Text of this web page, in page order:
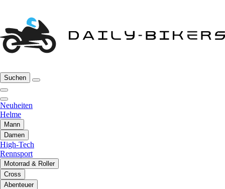
Suchen
Neuheiten
Helme
Mann
Damen
High-Tech
Rennsport
Motorrad & Roller
Cross
Abenteuer